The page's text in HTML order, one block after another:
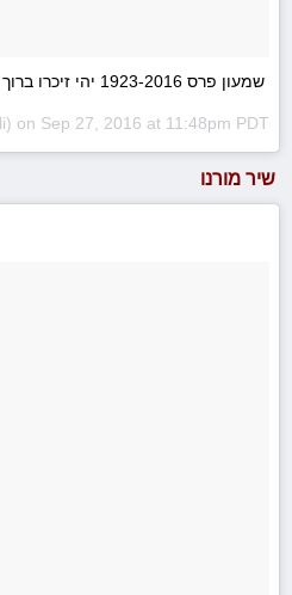
שמעון פרס 1923-2016 יהי זיכרו ברוך 🙏
Sep 27, 2016 at 11:48pm PDT
שיר מורנו